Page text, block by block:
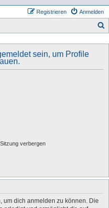
Anmelden
Registrieren
sein, um Profile
verbergen
um dich anmelden zu können. Die